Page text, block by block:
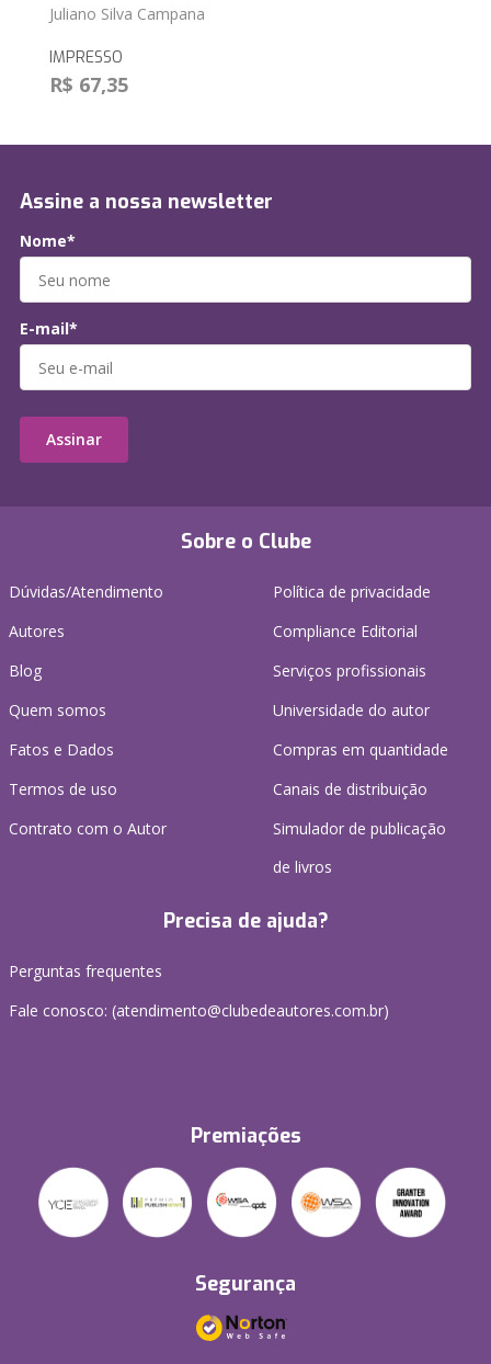
Juliano Silva Campana
IMPRESSO
R$ 67,35
Sobre o Clube
Dúvidas/Atendimento
Autores
Blog
Quem somos
Fatos e Dados
Termos de uso
Contrato com o Autor
Política de privacidade
Compliance Editorial
Serviços profissionais
Universidade do autor
Compras em quantidade
Canais de distribuição
Simulador de publicação
de livros
Precisa de ajuda?
Perguntas frequentes
Fale conosco: (atendimento@clubedeautores.com.br)
Premiações
Segurança
Assine a nossa newsletter
Nome*
E-mail*
Assinar